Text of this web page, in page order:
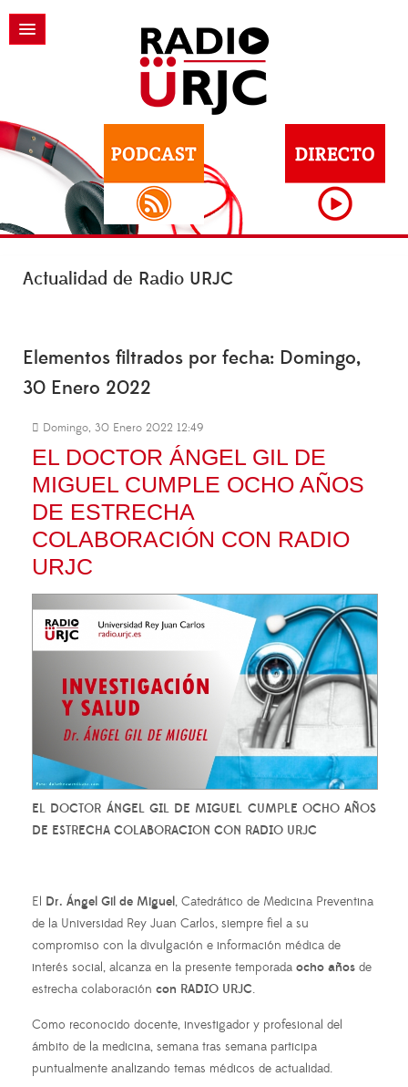
Actualidad de Radio URJC
Elementos filtrados por fecha: Domingo,
30 Enero 2022
Domingo, 30 Enero 2022 12:49
EL DOCTOR ÁNGEL GIL DE
MIGUEL CUMPLE OCHO AÑOS
DE ESTRECHA
COLABORACIÓN CON RADIO
URJC
EL DOCTOR ÁNGEL GIL DE MIGUEL CUMPLE OCHO AÑOS
DE ESTRECHA COLABORACION CON RADIO URJC
El Dr. Ángel Gil de Miguel, Catedrático de Medicina Preventina
de la Universidad Rey Juan Carlos, siempre fiel a su
compromiso con la divulgación e información médica de
interés social, alcanza en la presente temporada ocho años de
estrecha colaboración con RADIO URJC.
Como reconocido docente, investigador y profesional del
ámbito de la medicina, semana tras semana participa
puntualmente analizando temas médicos de actualidad.